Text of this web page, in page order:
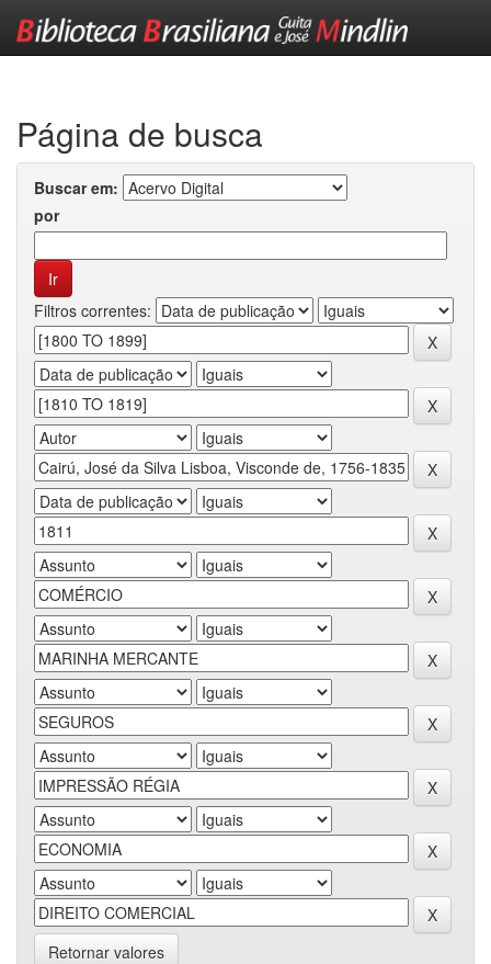
Página de busca
Buscar em:
por
Filtros correntes:
Retornar valores